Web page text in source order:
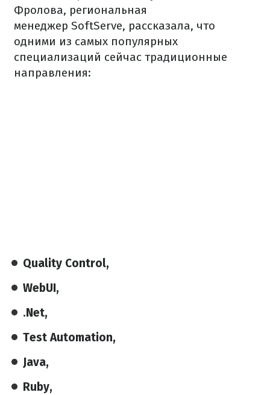
Фролова, региональная
менеджер SoftServe, рассказала, что
одними из самых популярных
специализаций сейчас традиционные
направления:
Quality Control,
WebUI,
.Net,
Test Automation,
Java,
Ruby,